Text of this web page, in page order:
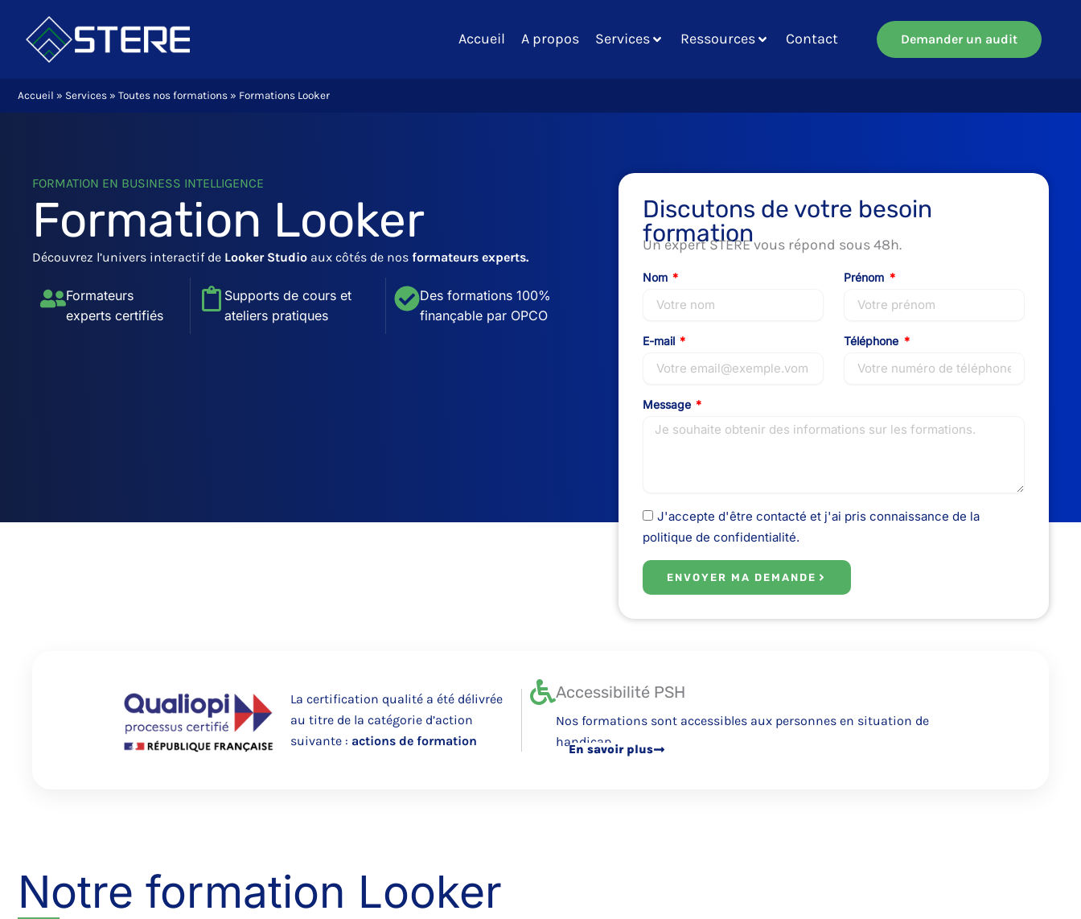
contenu
Accueil A propos Services Ressources Contact Demander un audit
Accueil » Services » Toutes nos formations » Formations Looker
FORMATION EN BUSINESS INTELLIGENCE
Formation Looker
Découvrez l’univers interactif de Looker Studio aux côtés de nos formateurs experts.
Formateurs
experts certifiés
Supports de cours et
ateliers pratiques
Des formations 100%
finançable par OPCO
Discutons de votre besoin
formation
Un expert STERE vous répond sous 48h.
Nom Prénom
E-mail Téléphone
Message
J'accepte d'être contacté et j'ai pris connaissance de la
politique de confidentialité.
ENVOYER MA DEMANDE
La certification qualité a été délivrée
au titre de la catégorie d’action
suivante : actions de formation
Accessibilité PSH
Nos formations sont accessibles aux personnes en situation de
handicap.
En savoir plus
Notre formation Looker